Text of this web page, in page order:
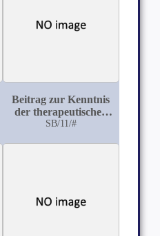
Beitrag zur Kenntnis
der therapeutischen
Wirkung des
SB/11/#